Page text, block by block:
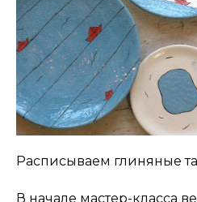
Расписываем глиняные
В начале мастер-класса